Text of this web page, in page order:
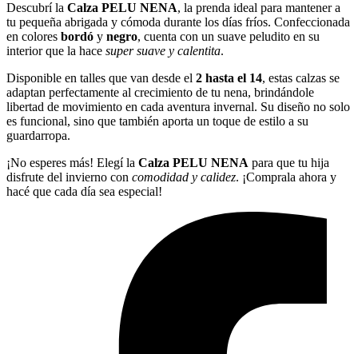
Descubrí la Calza PELU NENA, la prenda ideal para mantener a
tu pequeña abrigada y cómoda durante los días fríos. Confeccionada
en colores bordó y negro, cuenta con un suave peludito en su
interior que la hace super suave y calentita.
Disponible en talles que van desde el 2 hasta el 14, estas calzas se
adaptan perfectamente al crecimiento de tu nena, brindándole
libertad de movimiento en cada aventura invernal. Su diseño no solo
es funcional, sino que también aporta un toque de estilo a su
guardarropa.
¡No esperes más! Elegí la Calza PELU NENA para que tu hija
disfrute del invierno con comodidad y calidez. ¡Comprala ahora y
hacé que cada día sea especial!